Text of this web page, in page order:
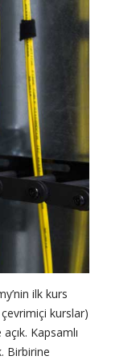
ilk kurs
kurslar)
Kapsamlı
Birbirine